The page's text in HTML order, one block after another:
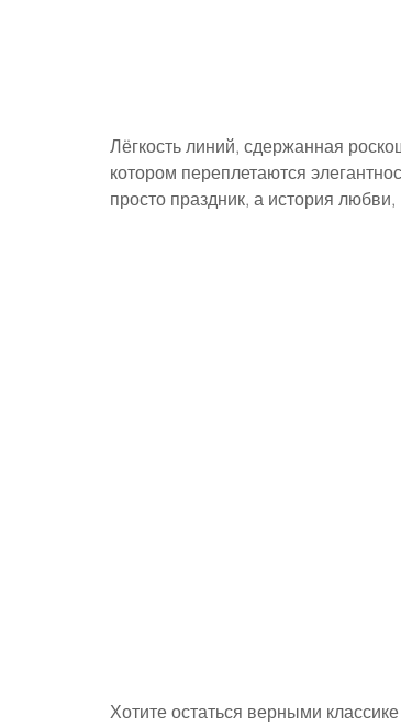
Лёгкость линий, сдержанная
котором переплетаются
просто праздник, а история любви,
Хотите остаться верными